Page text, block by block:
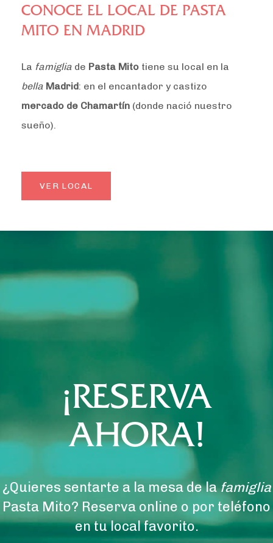
CONOCE EL LOCAL DE PASTA
MITO EN MADRID
La famiglia de Pasta Mito tiene su local en la
bella Madrid: en el encantador y castizo
mercado de Chamartín (donde nació nuestro
sueño).
VER LOCAL
¡RESERVA
AHORA!
¿Quieres sentarte a la mesa de lafamiglia
Pasta Mito? Reserva online o por teléfono
en tu local favorito.